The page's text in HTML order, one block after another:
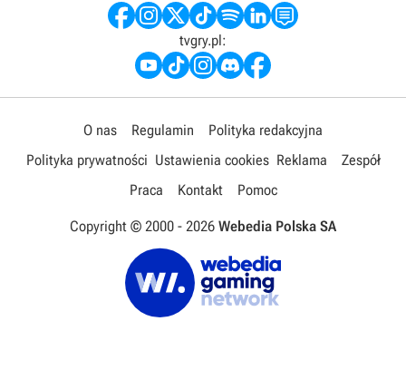
tvgry.pl:
O nas Regulamin
Polityka redakcyjna
Polityka prywatności Ustawienia cookies Reklama
Zespół
Praca
Kontakt Pomoc
Copyright © 2000 - 2026 Webedia Polska SA